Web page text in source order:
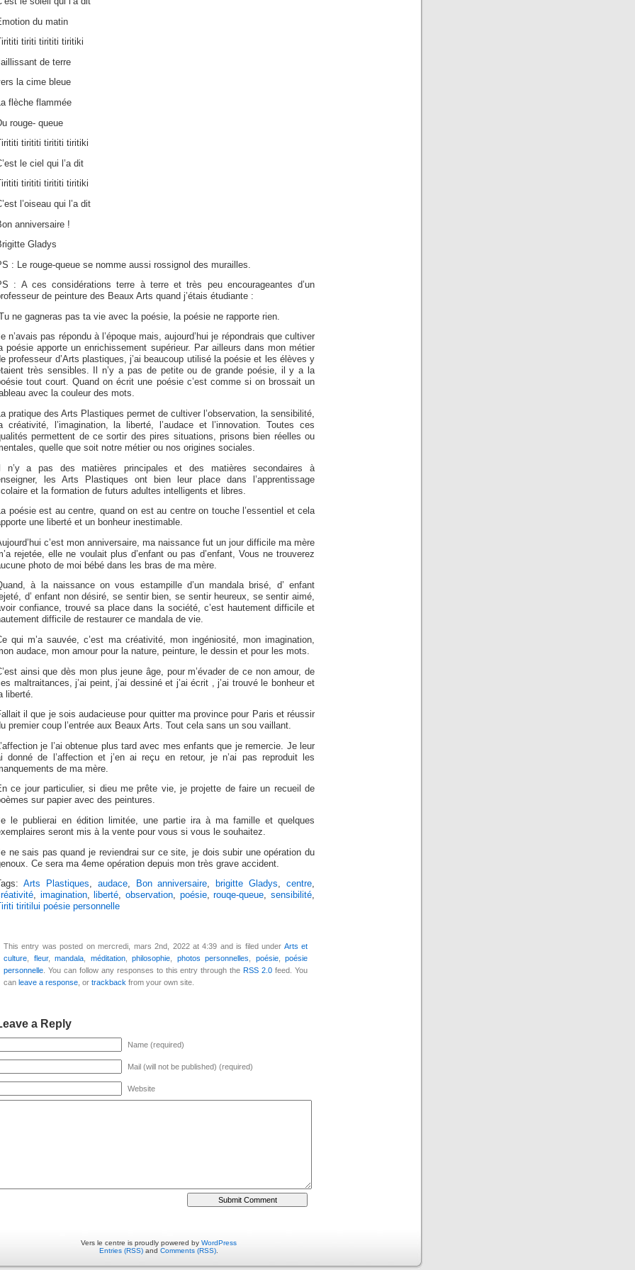
du matin
Tirititi tiriti tirititi tiritiki
de terre
la cime bleue
flèche flammée
rouge- queue
Tirititi tirititi tirititi tiritiki
le ciel qui l’a dit
Tirititi tirititi tirititi tiritiki
l’oiseau qui l’a dit
anniversaire !
Gladys
: Le rouge-queue se nomme aussi rossignol des murailles.
: A ces considérations terre à terre et très peu encourageantes d’un
de peinture des Beaux Arts quand j’étais étudiante :
ne gagneras pas ta vie avec la poésie, la poésie ne rapporte rien.
n’avais pas répondu à l’époque mais, aujourd’hui je répondrais que cultiver
poésie apporte un enrichissement supérieur. Par ailleurs dans mon métier
professeur d’Arts plastiques, j’ai beaucoup utilisé la poésie et les élèves y
très sensibles. Il n’y a pas de petite ou de grande poésie, il y a la
tout court. Quand on écrit une poésie c’est comme si on brossait un
avec la couleur des mots.
pratique des Arts Plastiques permet de cultiver l’observation, la sensibilité,
créativité, l’imagination, la liberté, l’audace et l’innovation. Toutes ces
permettent de ce sortir des pires situations, prisons bien réelles ou
quelle que soit notre métier ou nos origines sociales.
Il n’y a pas des matières principales et des matières secondaires à
les Arts Plastiques ont bien leur place dans l’apprentissage
et la formation de futurs adultes intelligents et libres.
poésie est au centre, quand on est au centre on touche l’essentiel et cela
une liberté et un bonheur inestimable.
c’est mon anniversaire, ma naissance fut un jour difficile ma mère
rejetée, elle ne voulait plus d’enfant ou pas d’enfant, Vous ne trouverez
photo de moi bébé dans les bras de ma mère.
à la naissance on vous estampille d’un mandala brisé, d’ enfant
d’ enfant non désiré, se sentir bien, se sentir heureux, se sentir aimé,
confiance, trouvé sa place dans la société, c’est hautement difficile et
difficile de restaurer ce mandala de vie.
qui m’a sauvée, c’est ma créativité, mon ingéniosité, mon imagination,
audace, mon amour pour la nature, peinture, le dessin et pour les mots.
ainsi que dès mon plus jeune âge, pour m’évader de ce non amour, de
maltraitances, j’ai peint, j’ai dessiné et j’ai écrit , j’ai trouvé le bonheur et
liberté.
il que je sois audacieuse pour quitter ma province pour Paris et réussir
premier coup l’entrée aux Beaux Arts. Tout cela sans un sou vaillant.
je l’ai obtenue plus tard avec mes enfants que je remercie. Je leur
donné de l’affection et j’en ai reçu en retour, je n’ai pas reproduit les
de ma mère.
ce jour particulier, si dieu me prête vie, je projette de faire un recueil de
sur papier avec des peintures.
le publierai en édition limitée, une partie ira à ma famille et quelques
seront mis à la vente pour vous si vous le souhaitez.
ne sais pas quand je reviendrai sur ce site, je dois subir une opération du
Ce sera ma 4eme opération depuis mon très grave accident.
Tags: Arts Plastiques, audace, Bon anniversaire, brigitte Gladys, centre,
, imagination, liberté,observation, poésie,rouqe-queue,sensibilité,
Tiriti tiritilui poésie personnelle
This entry was posted on mercredi, mars 2nd, 2022 at 4:39 and is filed under Arts et
culture
fleur, mandala méditation, philosophie photos personnelles poésie, poésie
personnelle . You can follow any responses to this entry through theRSS 2.0 feed. You
can leave a response , or trackback from your own site.
a Reply
Name (required)
Mail (will not be published) (required)
Website
Vers le centre is proudly powered by WordPress
Entries (RSS) and Comments (RSS)